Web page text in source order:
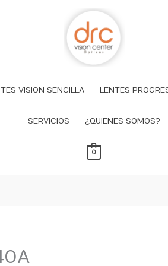
VISION SENCILLA LENTES
SERVICIOS ¿QUIENES SOMOS?
0